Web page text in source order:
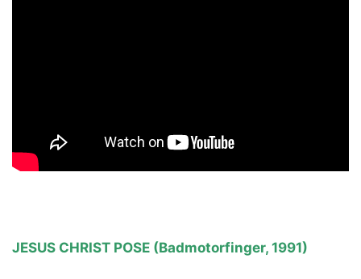
JESUS CHRIST POSE (Badmotorfinger, 1991)